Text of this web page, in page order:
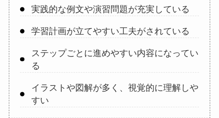
実践的な例文や演習問題が充実している
学習計画が立てやすい工夫がされている
ステップごとに進めやすい内容になってい
る
イラストや図解が多く、視覚的に理解しや
すい